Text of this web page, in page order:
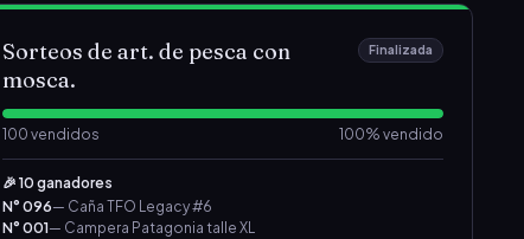
Sorteos de art. de pesca con
mosca.
Finalizada
100 vendidos 100% vendido
🎉 10 ganadores
N° 096— Caña TFO Legacy #6
N° 001—
Campera Patagonia talle XL